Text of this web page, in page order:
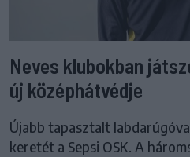
Neves klubokban
új középhátvédje
Újabb tapasztalt
keretét a Sepsi OSK. A